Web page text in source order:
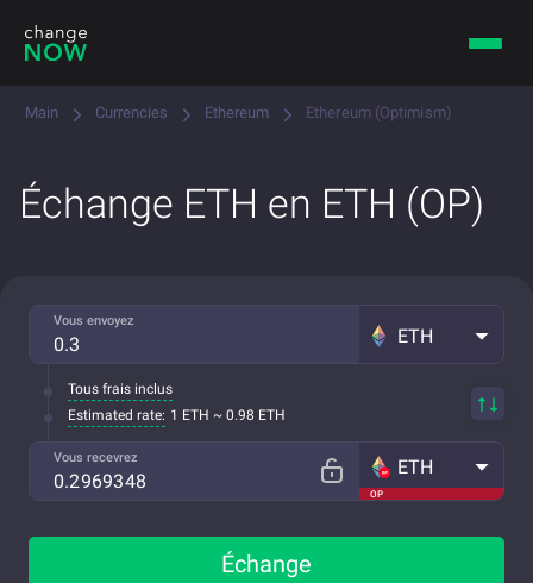
Main Currencies Ethereum Ethereum (Optimism)
Échange ETH en ETH (OP)
Vous envoyez
ETH
Tous frais inclus
Estimated rate: 1 ETH ~ 0.98 ETH
Vous recevrez
OP
ETH
Échange